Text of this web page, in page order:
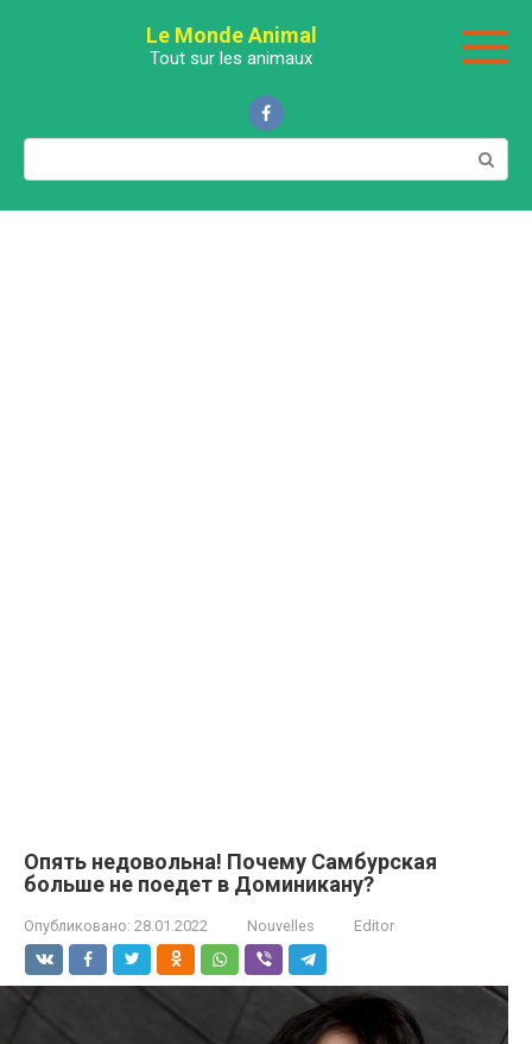
Le Monde Animal
Tout sur les animaux
Поиск:
Опять недовольна! Почему Самбурская
больше не поедет в Доминикану?
Опубликовано: 28.01.2022 Nouvelles Editor